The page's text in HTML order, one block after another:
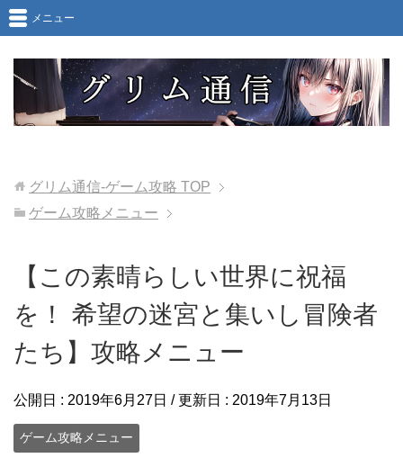
メニュー
グリム通信-ゲーム攻略 TOP
ゲーム攻略メニュー
【この素晴らしい世界に祝福
を！ 希望の迷宮と集いし冒険者
たち】攻略メニュー
公開日 : 2019年6月27日 / 更新日 : 2019年7月13日
ゲーム攻略メニュー